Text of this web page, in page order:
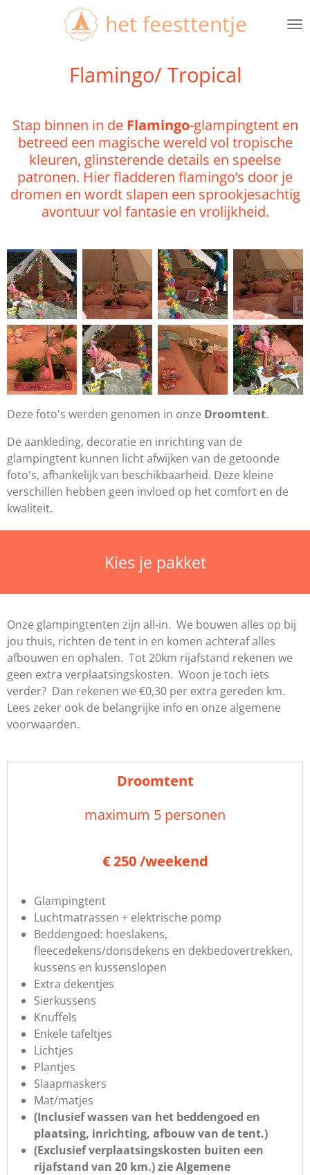
hoofdinhoud
het feesttentje
Flamingo/ Tropical
Stap binnen in de Flamingo-glampingtent en
betreed een magische wereld vol tropische
kleuren, glinsterende details en speelse
patronen. Hier fladderen flamingo’s door je
dromen en wordt slapen een sprookjesachtig
avontuur vol fantasie en vrolijkheid.
Deze foto's werden genomen in onze Droomtent.
De aankleding, decoratie en inrichting van de
glampingtent kunnen licht afwijken van de getoonde
foto's, afhankelijk van beschikbaarheid. Deze kleine
verschillen hebben geen invloed op het comfort en de
kwaliteit.
Kies je pakket
Onze glampingtenten zijn all-in. We bouwen alles op bij
jou thuis, richten de tent in en komen achteraf alles
afbouwen en ophalen. Tot 20km rijafstand rekenen we
geen extra verplaatsingskosten. Woon je toch iets
verder? Dan rekenen we €0,30 per extra gereden km.
Lees zeker ook de belangrijke info en onze algemene
voorwaarden.
Droomtent
maximum 5 personen
€ 250 /weekend
Glampingtent
Luchtmatrassen + elektrische pomp
Beddengoed: hoeslakens,
fleecedekens/donsdekens en dekbedovertrekken,
kussens en kussenslopen
Extra dekentjes
Sierkussens
Knuffels
Enkele tafeltjes
Lichtjes
Plantjes
Slaapmaskers
Mat/matjes
(Inclusief wassen van het beddengoed en
plaatsing, inrichting, afbouw van de tent.)
(Exclusief verplaatsingskosten buiten een
rijafstand van 20 km.) zie Algemene